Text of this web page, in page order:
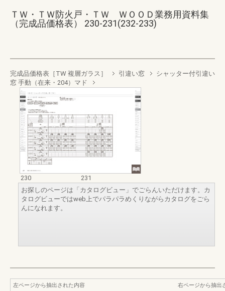
ＴＷ・ＴＷ防火戸・ＴＷ ＷＯＯＤ業務用資料集
（完成品価格表） 230-231(232-233)
完成品価格表［TW 複層ガラス］ 引違い窓
シャッター付引違い
窓 手動（在来・204）マド
230
231
お探しのページは「カタログビュー」でごらんいただけます。カ
タログビューではweb上でパラパラめくりながらカタログをごら
んになれます。
左ページから抽出された内容
右ページから抽出